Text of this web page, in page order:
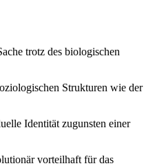
trotz des biologischen
Strukturen wie der
Identität zugunsten einer
vorteilhaft für das